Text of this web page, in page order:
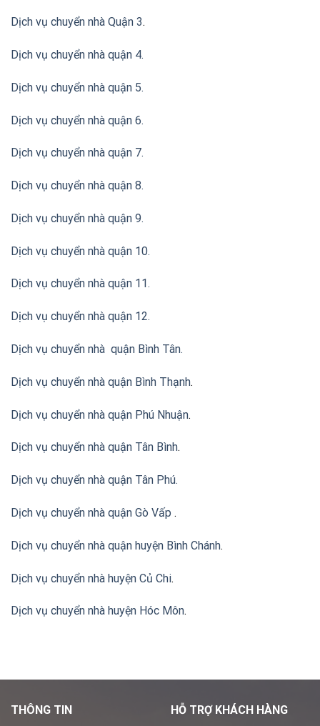
Dịch vụ chuyển nhà Quận 3.
Dịch vụ chuyển nhà quận 4.
Dịch vụ chuyển nhà quận 5.
Dịch vụ chuyển nhà quận 6.
Dịch vụ chuyển nhà quận 7.
Dịch vụ chuyển nhà quận 8.
Dịch vụ chuyển nhà quận 9.
Dịch vụ chuyển nhà quận 10.
Dịch vụ chuyển nhà quận 11.
Dịch vụ chuyển nhà quận 12.
Dịch vụ chuyển nhà quận Bình Tân.
Dịch vụ chuyển nhà quận Bình Thạnh.
Dịch vụ chuyển nhà quận Phú Nhuận.
Dịch vụ chuyển nhà quận Tân Bình.
Dịch vụ chuyển nhà quận Tân Phú.
Dịch vụ chuyển nhà quận Gò Vấp .
Dịch vụ chuyển nhà quận huyện Bình Chánh.
Dịch vụ chuyển nhà huyện Củ Chi.
Dịch vụ chuyển nhà huyện Hóc Môn.
THÔNG TIN
HỖ TRỢ KHÁCH HÀNG